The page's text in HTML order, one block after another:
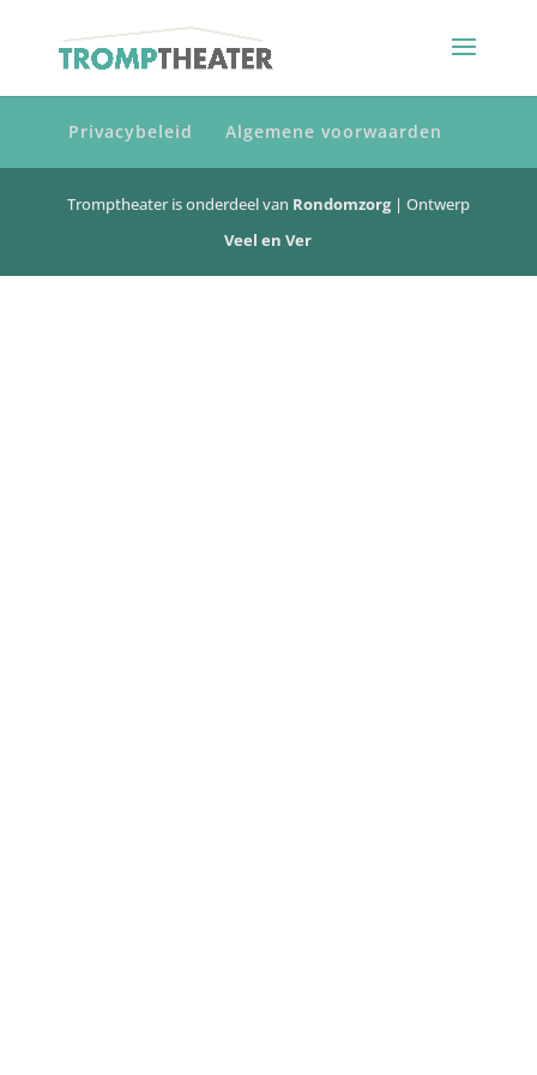
Privacybeleid Algemene voorwaarden
Tromptheater is onderdeel van Rondomzorg | Ontwerp
Veel en Ver